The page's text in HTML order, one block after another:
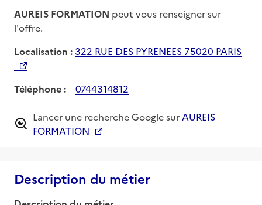
AUREIS FORMATION peut vous renseigner sur
l'offre.
Localisation :322 RUE DES PYRENEES 75020 PARIS
Téléphone : 0744314812
Lancer une recherche Google sur AUREIS
FORMATION
Description du métier